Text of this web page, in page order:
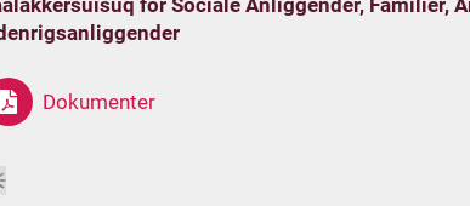
for Sociale Anliggender, Familier,
Dokumenter